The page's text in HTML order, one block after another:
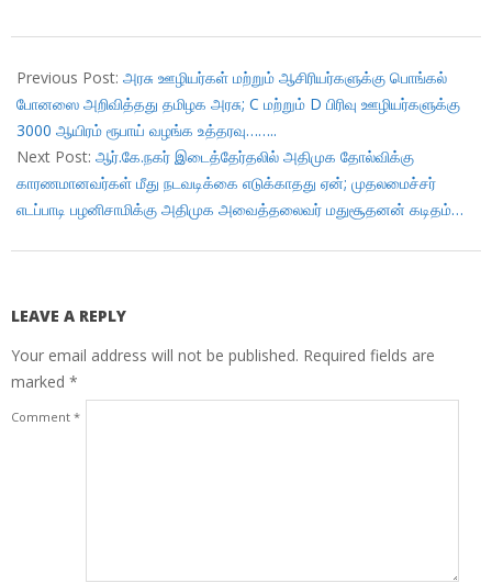
01-
10
Previous Post: அரசு ஊழியர்கள் மற்றும் ஆசிரியர்களுக்கு பொங்கல்
போனஸை அறிவித்தது தமிழக அரசு; C மற்றும் D பிரிவு ஊழியர்களுக்கு
3000 ஆயிரம் ரூபாய் வழங்க உத்தரவு……..
Next Post: ஆர்.கே.நகர் இடைத்தேர்தலில் அதிமுக தோல்விக்கு
காரணமானவர்கள் மீது நடவடிக்கை எடுக்காதது ஏன்; முதலமைச்சர்
எடப்பாடி பழனிசாமிக்கு அதிமுக அவைத்தலைவர் மதுசூதனன் கடிதம்…
LEAVE A REPLY
Your email address will not be published. Required fields are
marked *
Comment *